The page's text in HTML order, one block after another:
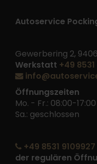
Autoservice
Gewerbering 2,
Werkstatt +49 8531
Öffnungszeiten
Mo. - Fr.: 08:00-
Sa.: geschlossen
+49 8531 9109927
der regulären